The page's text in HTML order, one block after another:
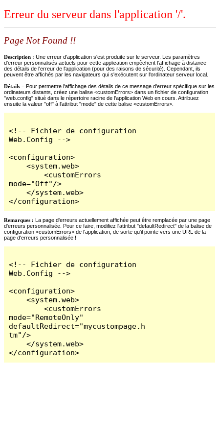
Erreur du serveur dans l'application '/'.
Page Not Found !!
Description : Une erreur d'application s'est produite sur le serveur. Les paramètres
d'erreur personnalisés actuels pour cette application empêchent l'affichage à distance
des détails de l'erreur de l'application (pour des raisons de sécurité). Cependant, ils
peuvent être affichés par les navigateurs qui s'exécutent sur l'ordinateur serveur local.
Détails = Pour permettre l'affichage des détails de ce message d'erreur spécifique sur les
ordinateurs distants, créez une balise <customErrors> dans un fichier de configuration
"web.config" situé dans le répertoire racine de l'application Web en cours. Attribuez
ensuite la valeur "off" à l'attribut "mode" de cette balise <customErrors>.
<!-- Fichier de configuration
Web.Config -->
<configuration>
    <system.web>
        <customErrors
mode="Off"/>
    </system.web>
</configuration>
Remarques : La page d'erreurs actuellement affichée peut être remplacée par une page
d'erreurs personnalisée. Pour ce faire, modifiez l'attribut "defaultRedirect" de la balise de
configuration <customErrors> de l'application, de sorte qu'il pointe vers une URL de la
page d'erreurs personnalisée !
<!-- Fichier de configuration
Web.Config -->
<configuration>
    <system.web>
        <customErrors
mode="RemoteOnly"
defaultRedirect="mycustompage.h
tm"/>
    </system.web>
</configuration>